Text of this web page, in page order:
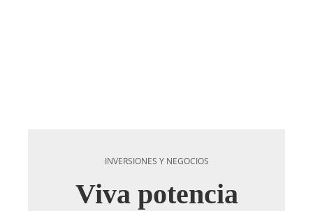
INVERSIONES Y NEGOCIOS
Viva potencia